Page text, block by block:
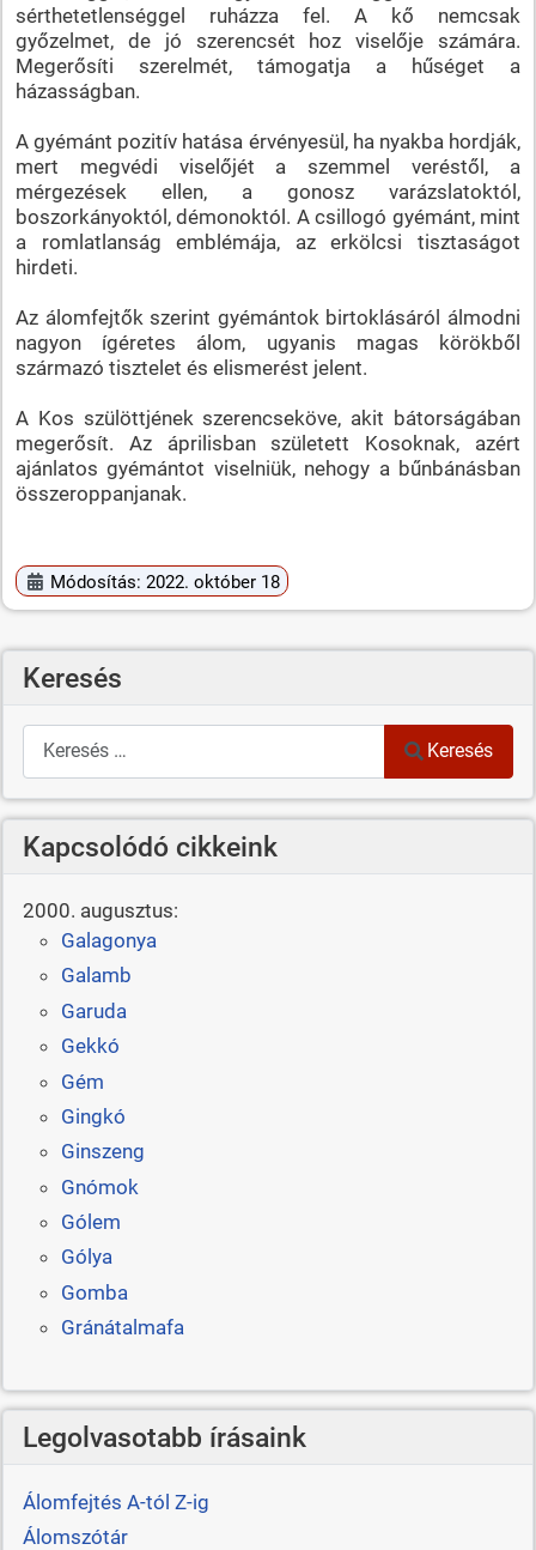
sérthetetlenséggel ruházza fel. A kő nemcsak
győzelmet, de jó szerencsét hoz viselője számára.
Megerősíti szerelmét, támogatja a hűséget a
házasságban.
A gyémánt pozitív hatása érvényesül, ha nyakba hordják,
mert megvédi viselőjét a szemmel veréstől, a
mérgezések ellen, a gonosz varázslatoktól,
boszorkányoktól, démonoktól. A csillogó gyémánt, mint
a romlatlanság emblémája, az erkölcsi tisztaságot
hirdeti.
Az álomfejtők szerint gyémántok birtoklásáról álmodni
nagyon ígéretes álom, ugyanis magas körökből
származó tisztelet és elismerést jelent.
A Kos szülöttjének szerencseköve, akit bátorságában
megerősít. Az áprilisban született Kosoknak, azért
ajánlatos gyémántot viselniük, nehogy a bűnbánásban
összeroppanjanak.
Módosítás: 2022. október 18
Keresés
Keresés
Keresés
Kapcsolódó cikkeink
2000. augusztus:
Galagonya
Galamb
Garuda
Gekkó
Gém
Gingkó
Ginszeng
Gnómok
Gólem
Gólya
Gomba
Gránátalmafa
Legolvasotabb írásaink
Álomfejtés A-tól Z-ig
Álomszótár